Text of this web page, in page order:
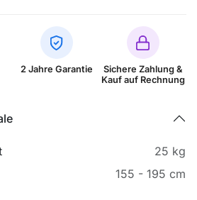
2 Jahre Garantie
Sichere Zahlung &
Kauf auf Rechnung
25 kg
155 - 195 cm